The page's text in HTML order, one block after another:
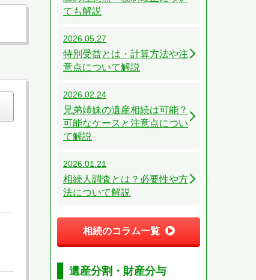
ても解説
2026.05.27
特別受益とは・計算方法や注
意点について解説
2026.02.24
兄弟姉妹の遺産相続は可能？
可能なケースと注意点につい
て解説
2026.01.21
相続人調査とは？必要性や方
法について解説
相続のコラム一覧
遺産分割・財産分与